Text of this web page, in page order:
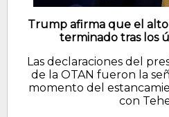
Trump afirma que el
terminado tras los
Las declaraciones del
de la OTAN fueron la
momento del
con